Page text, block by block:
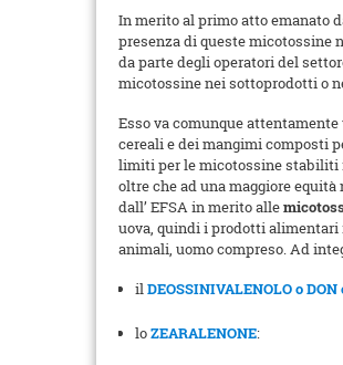
In merito al primo atto emanato
presenza di queste micotossine
da parte degli operatori del
micotossine nei sottoprodotti o
Esso va comunque
cereali e dei mangimi composti
limiti per le micotossine stabiliti
oltre che ad una maggiore
dall’ EFSA in merito alle
uova, quindi i prodotti
animali, uomo compreso. Ad
ilDEOSSINIVALENOLO o
loZEARALENONE: